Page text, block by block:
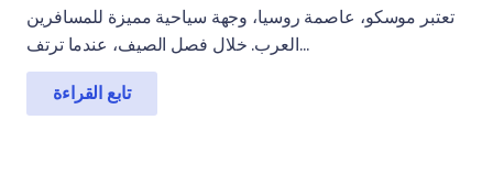
تعتبر موسكو، عاصمة روسيا، وجهة سياحية مميزة للمسافرين
العرب. خلال فصل الصيف، عندما ترتف...
تابع القراءة